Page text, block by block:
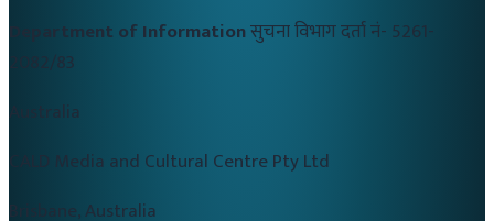
Department of Informationसुचना विभाग दर्ता नं- 5261-
2082/83
Australia
CALD Media and Cultural Centre Pty Ltd
Brisbane, Australia